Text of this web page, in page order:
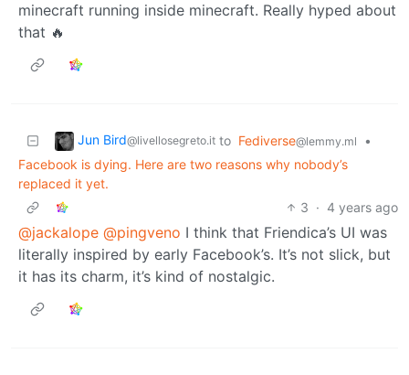
minecraft running inside minecraft. Really hyped about
that 🔥
Jun Bird@livellosegreto.it to Fediverse@lemmy.ml
•
Facebook is dying. Here are two reasons why nobody’s
replaced it yet.
3 · 4 years ago
@jackalope @pingveno I think that Friendica’s UI was
literally inspired by early Facebook’s. It’s not slick, but
it has its charm, it’s kind of nostalgic.